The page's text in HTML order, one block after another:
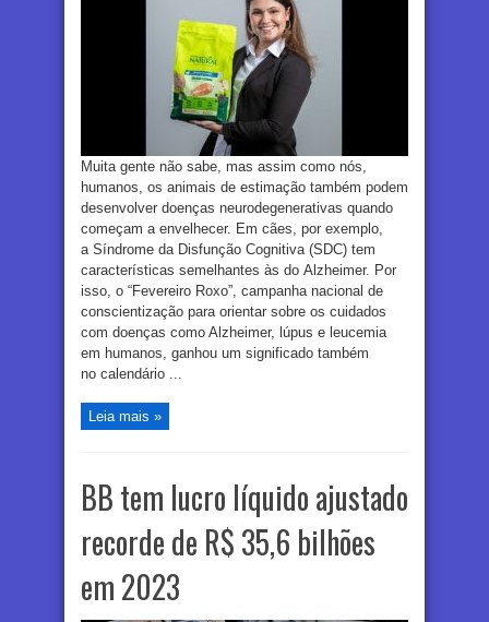
Muita gente não sabe, mas assim como nós,
humanos, os animais de estimação também podem
desenvolver doenças neurodegenerativas quando
começam a envelhecer. Em cães, por exemplo,
a Síndrome da Disfunção Cognitiva (SDC) tem
características semelhantes às do Alzheimer. Por
isso, o “Fevereiro Roxo”, campanha nacional de
conscientização para orientar sobre os cuidados
com doenças como Alzheimer, lúpus e leucemia
em humanos, ganhou um significado também
no calendário ...
Leia mais »
BB tem lucro líquido ajustado
recorde de R$ 35,6 bilhões
em 2023